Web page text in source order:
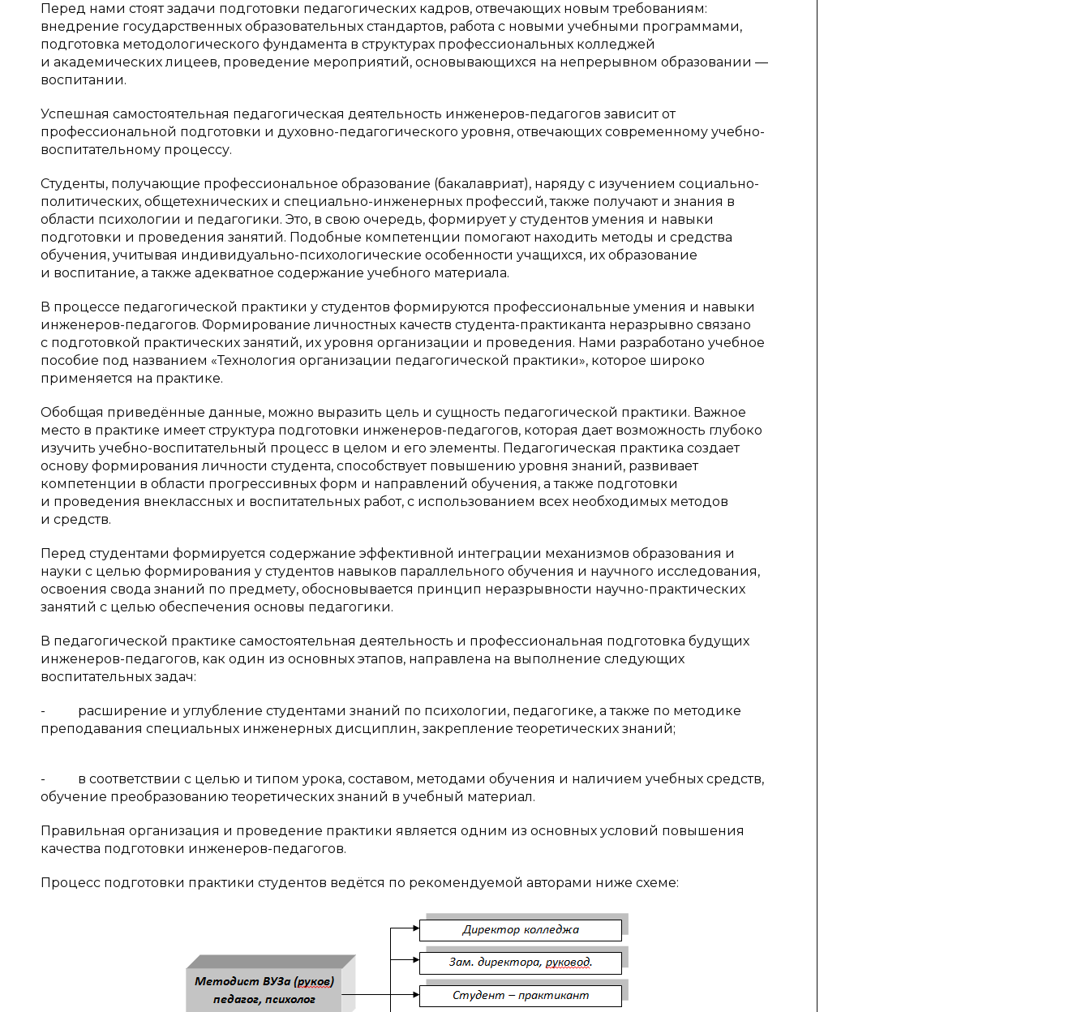
Перед нами стоят задачи подготовки педагогических кадров, отвечающих новым требованиям:
внедрение государственных образовательных стандартов, работа с новыми учебными программами,
подготовка методологического фундамента в структурах профессиональных колледжей
и академических лицеев, проведение мероприятий, основывающихся на непрерывном образовании —
воспитании.
Успешная самостоятельная педагогическая деятельность инженеров-педагогов зависит от
профессиональной подготовки и духовно-педагогического уровня, отвечающих современному учебно-
воспитательному процессу.
Студенты, получающие профессиональное образование (бакалавриат), наряду с изучением социально-
политических, общетехнических и специально-инженерных профессий, также получают и знания в
области психологии и педагогики. Это, в свою очередь, формирует у студентов умения и навыки
подготовки и проведения занятий. Подобные компетенции помогают находить методы и средства
обучения, учитывая индивидуально-психологические особенности учащихся, их образование
и воспитание, а также адекватное содержание учебного материала.
В процессе педагогической практики у студентов формируются профессиональные умения и навыки
инженеров-педагогов. Формирование личностных качеств студента-практиканта неразрывно связано
с подготовкой практических занятий, их уровня организации и проведения. Нами разработано учебное
пособие под названием «Технология организации педагогической практики», которое широко
применяется на практике.
Обобщая приведённые данные, можно выразить цель и сущность педагогической практики. Важное
место в практике имеет структура подготовки инженеров-педагогов, которая дает возможность глубоко
изучить учебно-воспитательный процесс в целом и его элементы. Педагогическая практика создает
основу формирования личности студента, способствует повышению уровня знаний, развивает
компетенции в области прогрессивных форм и направлений обучения, а также подготовки
и проведения внеклассных и воспитательных работ, с использованием всех необходимых методов
и средств.
Перед студентами формируется содержание эффективной интеграции механизмов образования и
науки с целью формирования у студентов навыков параллельного обучения и научного исследования,
освоения свода знаний по предмету, обосновывается принцип неразрывности научно-практических
занятий с целью обеспечения основы педагогики.
В педагогической практике самостоятельная деятельность и профессиональная подготовка будущих
инженеров-педагогов, как один из основных этапов, направлена на выполнение следующих
воспитательных задач:
- расширение и углубление студентами знаний по психологии, педагогике, а также по методике
преподавания специальных инженерных дисциплин, закрепление теоретических знаний;
- в соответствии с целью и типом урока, составом, методами обучения и наличием учебных средств,
обучение преобразованию теоретических знаний в учебный материал.
Правильная организация и проведение практики является одним из основных условий повышения
качества подготовки инженеров-педагогов.
Процесс подготовки практики студентов ведётся по рекомендуемой авторами ниже схеме: